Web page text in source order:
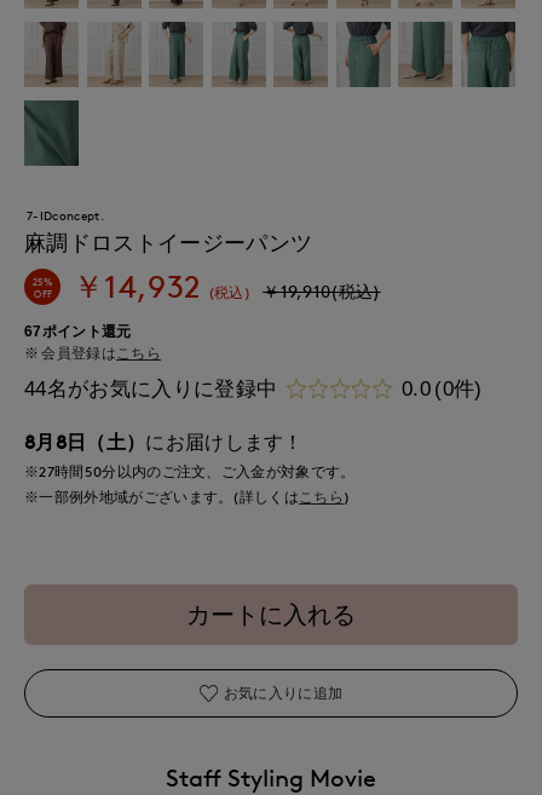
7-IDconcept.
麻調ドロストイージーパンツ
25%
OFF
￥14,932 (税込) ￥19,910(税込)
67ポイント還元
会員登録はこちら
44名がお気に入りに登録中 0.0 (0件)
8月8日（土） にお届けします！
※27時間 50分以内のご注文、ご入金が対象です。
※一部例外地域がございます。(詳しくは こちら )
カートに入れる
お気に入りに追加
Staff Styling Movie